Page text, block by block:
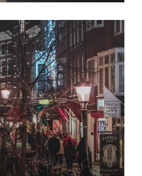
alle bezichtigingen en
De onderhandelingen en
een onderdeel van